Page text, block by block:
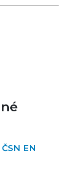
ČSN EN